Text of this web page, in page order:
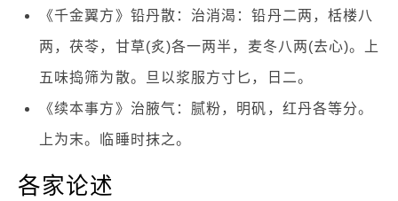
《千金翼方》铅丹散：治消渴：铅丹二两，栝楼八
两，茯苓，甘草(炙)各一两半，麦冬八两(去心)。上
五味捣筛为散。旦以浆服方寸匕，日二。
《续本事方》治腋气：腻粉，明矾，红丹各等分。
上为末。临睡时抹之。
各家论述